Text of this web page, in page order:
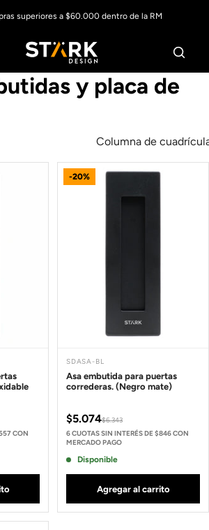
superiores a $60.000 dentro de la RM
y placa de
Columna de
CON
-20%
SDASA-BL
Asa embutida para puertas
correderas. (Negro mate)
$5.074$6.343
6 CUOTAS SIN INTERÉS DE $846 CON
MERCADO PAGO
Disponible
Agregar al carrito